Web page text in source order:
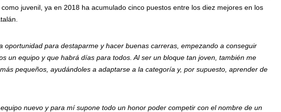
juvenil, ya en 2018 ha acumulado cinco puestos entre los diez mejores en los
oportunidad para destaparme y hacer buenas carreras, empezando a conseguir
un equipo y que habrá días para todos. Al ser un bloque tan joven, también me
pequeños, ayudándoles a adaptarse a la categoría y, por supuesto, aprender de
nuevo y para mí supone todo un honor poder competir con el nombre de un